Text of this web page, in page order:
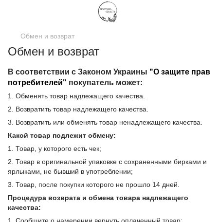
Обмен и возврат
Обмен и возврат
В соответствии с Законом Украины "О защите прав
потребителей" покупатель может:
1. Обменять товар надлежащего качества.
2. Возвратить товар надлежащего качества.
3. Возвратить или обменять товар ненадлежащего качества.
Какой товар подлежит обмену:
1. Товар, у которого есть чек;
2. Товар в оригинальной упаковке с сохраненными бирками и
ярлыками, не бывший в употреблении;
3. Товар, после покупки которого не прошло 14 дней.
Процедура возврата и обмена товара надлежащего
качества: